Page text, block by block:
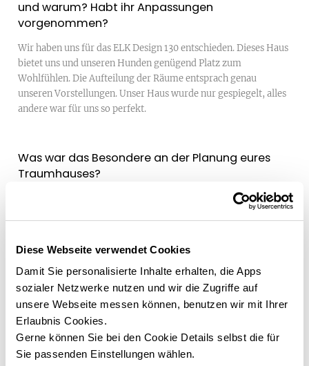
Diese Webseite verwendet Cookies
Damit Sie personalisierte Inhalte erhalten, die Apps
sozialer Netzwerke nutzen und wir die Zugriffe auf
unsere Webseite messen können, benutzen wir mit Ihrer
Erlaubnis Cookies.
Gerne können Sie bei den Cookie Details selbst die für
Sie passenden Einstellungen wählen.
und warum? Habt ihr Anpassungen
vorgenommen?
Wir haben uns für das ELK Design 130 entschieden. Dieses Haus
bietet uns und unseren Hunden genügend Platz zum
Wohlfühlen. Die Aufteilung der Räume entsprach genau
unseren Vorstellungen. Unser Haus wurde nur gespiegelt, alles
andere war für uns so perfekt.
Was war das Besondere an der Planung eures
Traumhauses?
Natürlich die Freude auf das eigene Traumhaus aber auch die
nur am Papier und Fotos ersichtlich waren, gab uns ein sehr